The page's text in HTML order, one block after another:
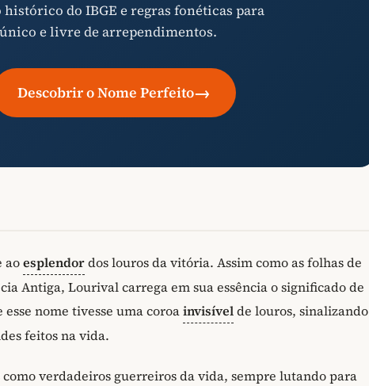
do IBGE e regras fonéticas para
e livre de arrependimentos.
Descobrir o Nome Perfeito→
aoesplendordos louros da vitória. Assim como as folhas de
Antiga, Lourival carrega em sua essência o significado de
esse nome tivesse uma coroainvisívelde louros, sinalizando
feitos na vida.
verdadeiros guerreiros da vida, sempre lutando para